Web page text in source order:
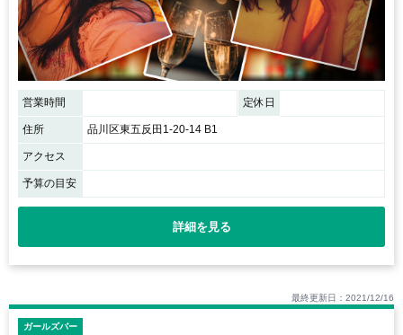
営業時間 定休日
住所 品川区東五反田1-20-14 B1
アクセス
予算の目安
詳細を見る
最終更新日：2021/12/16
ガールズバー